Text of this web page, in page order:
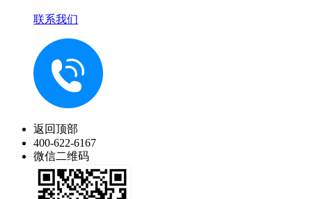
联系我们
返回顶部
400-622-6167
微信二维码